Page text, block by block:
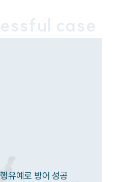
보도
사항
서식
로슈어
상담예약
상담예약
case
유예로 방어 성공